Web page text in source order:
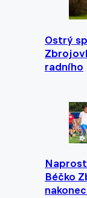
Ostrý
radního
Béčko